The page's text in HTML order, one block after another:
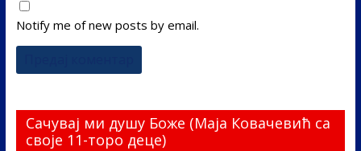
Notify me of new posts by email.
Сачувај ми душу Боже (Маја Ковачевић са
своје 11-торо деце)